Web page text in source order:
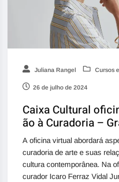
Juliana Rangel Cursos
26 de julho de 2024
Caixa Cultural
ão à Curadoria –
A oficina virtual abordará
curadoria de arte e suas
cultura contemporânea. Na
curador Icaro Ferraz Vidal